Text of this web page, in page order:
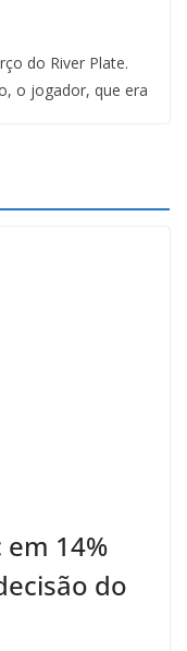
do River Plate.
o jogador, que era
14%
do